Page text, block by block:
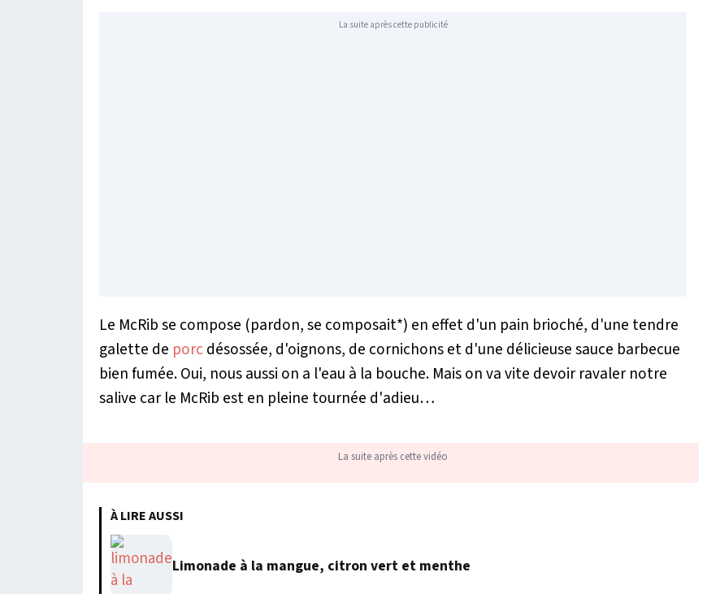
La suite après cette publicité
Le McRib se compose (pardon, se composait*) en effet d'un pain brioché, d'une tendre
galette de porcdésossée, d'oignons, de cornichons et d'une délicieuse sauce barbecue
bien fumée. Oui, nous aussi on a l'eau à la bouche. Mais on va vite devoir ravaler notre
salive car le McRib est en pleine tournée d'adieu…
La suite après cette vidéo
À LIRE AUSSI
Limonade à la mangue, citron vert et menthe